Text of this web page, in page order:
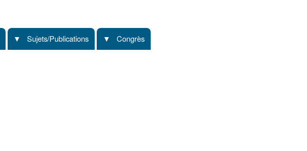
Sujets/Publications Congrès